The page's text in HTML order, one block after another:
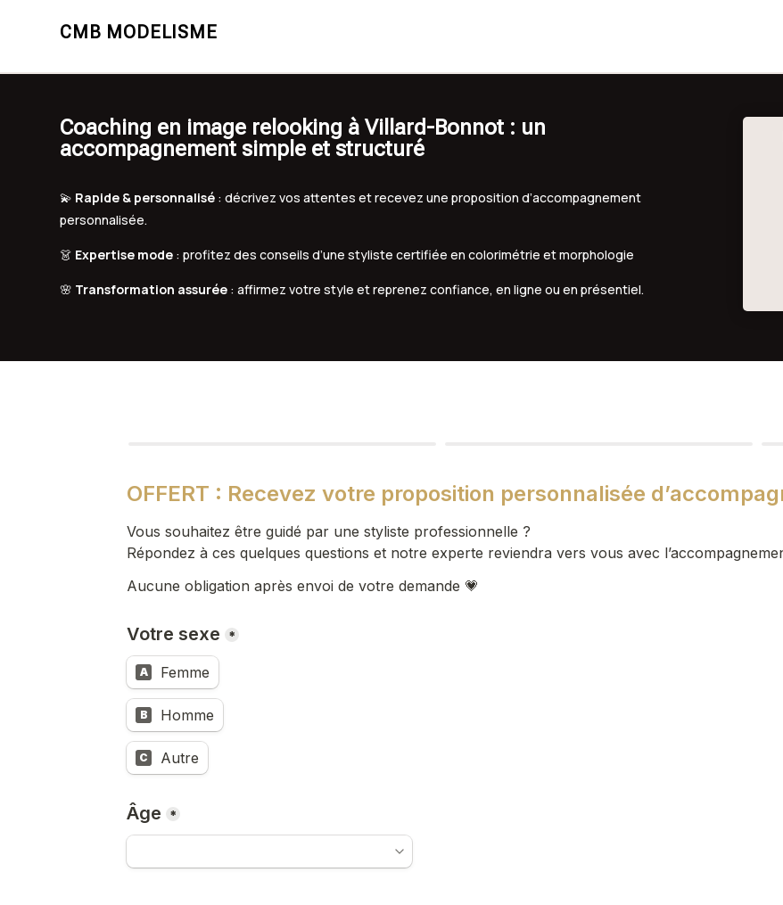
CMB MODELISME
Coaching en image relooking à Villard-Bonnot : un
accompagnement simple et structuré
💫 Rapide & personnalisé : décrivez vos attentes et recevez une proposition d’accompagnement
personnalisée.
👗 Expertise mode : profitez des conseils d’une styliste certifiée en colorimétrie et morphologie
🌸 Transformation assurée : affirmez votre style et reprenez confiance, en ligne ou en présentiel.